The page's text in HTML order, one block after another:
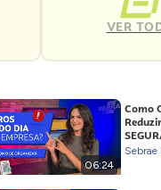
VER
06:24
Como
Sebrae